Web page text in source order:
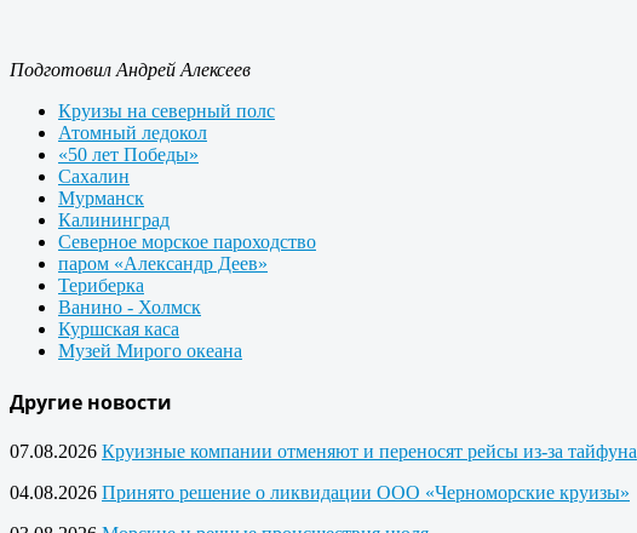
Подготовил Андрей Алексеев
Круизы на северный полс
Атомный ледокол
«50 лет Победы»
Сахалин
Мурманск
Калининград
Северное морское пароходство
паром «Александр Деев»
Териберка
Ванино - Холмск
Куршская каса
Музей Мирого океана
Другие новости
07.08.2026 Круизные компании отменяют и переносят рейсы из-за тайфуна
04.08.2026 Принято решение о ликвидации ООО «Черноморские круизы»